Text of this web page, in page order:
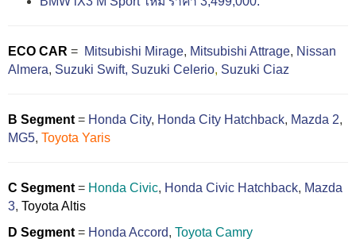
ECO CAR = Mitsubishi Mirage, Mitsubishi Attrage, Nissan
Almera, Suzuki Swift, Suzuki Celerio, Suzuki Ciaz
B Segment = Honda City, Honda City Hatchback, Mazda 2,
MG5, Toyota Yaris
C Segment = Honda Civic, Honda Civic Hatchback, Mazda
3, Toyota Altis
D Segment = Honda Accord, Toyota Camry